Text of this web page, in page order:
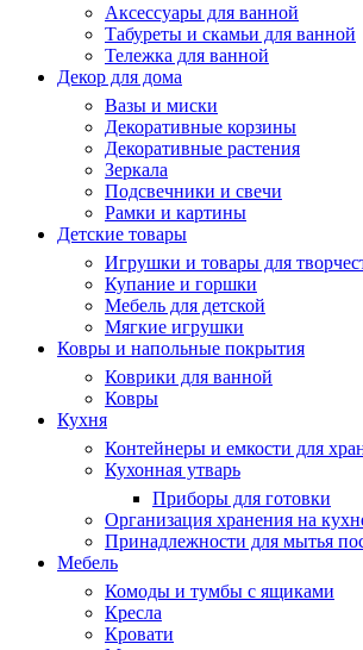
Аксессуары для ванной
Табуреты и скамьи для ванной
Тележка для ванной
Декор для дома
Вазы и миски
Декоративные корзины
Декоративные растения
Зеркала
Подсвечники и свечи
Рамки и картины
Детские товары
Игрушки и товары для
Купание и горшки
Мебель для детской
Мягкие игрушки
Ковры и напольные покрытия
Коврики для ванной
Ковры
Кухня
Контейнеры и емкости для
Кухонная утварь
Приборы для готовки
Организация хранения на
Принадлежности для мытья
Мебель
Комоды и тумбы с ящиками
Кресла
Кровати